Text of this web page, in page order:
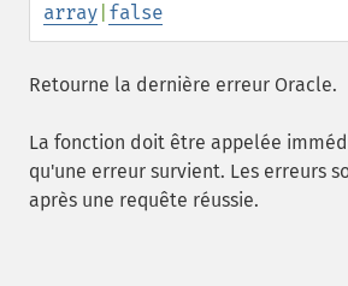
array false
Retourne la dernière erreur Oracle.
La fonction doit être appelée
qu'une erreur survient. Les erreurs
après une requête réussie.